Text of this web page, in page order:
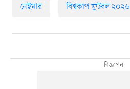
নেইমার বিশ্বকাপ ফুটবল ২০২৬